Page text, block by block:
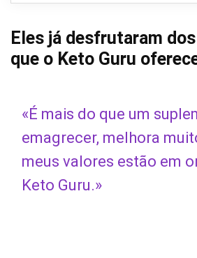
Eles já desfrutaram
que o Keto Guru
«É mais do que um
emagrecer, melhora
meus valores estão em
Keto Guru.»